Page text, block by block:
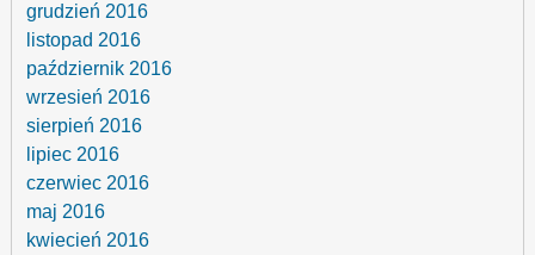
grudzień 2016
listopad 2016
październik 2016
wrzesień 2016
sierpień 2016
lipiec 2016
czerwiec 2016
maj 2016
kwiecień 2016